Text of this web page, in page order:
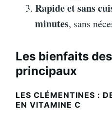
Rapide et sans
minutes, sans
Les bienfaits
principaux
LES CLÉMENTINES :
EN VITAMINE C